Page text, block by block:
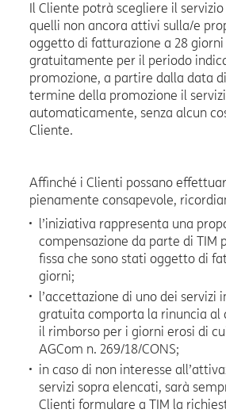
Il Cliente potrà scegliere il
quelli non ancora attivi sulla/e
oggetto di fatturazione a 28
gratuitamente per il periodo
promozione, a partire dalla data
termine della promozione il
automaticamente, senza alcun
Cliente.
Affinché i Clienti possano
pienamente consapevole,
l’iniziativa rappresenta una
compensazione da parte di TIM
fissa che sono stati oggetto di
giorni;
l’accettazione di uno dei servizi
gratuita comporta la rinuncia al
il rimborso per i giorni erosi di
AGCom n. 269/18/CONS;
in caso di non interesse
servizi sopra elencati, sarà
Clienti formulare a TIM la